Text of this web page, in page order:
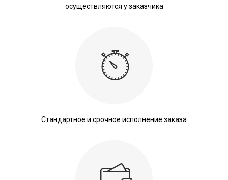
осуществляются у заказчика
Стандартное и срочное исполнение заказа